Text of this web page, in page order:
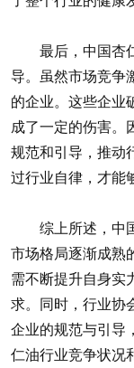
最后，中国杏仁
导。虽然市场竞争
的企业。这些企业
成了一定的伤害。
规范和引导，推动
过行业自律，才能
综上所述，中国
市场格局逐渐成熟
需不断提升自身实
求。同时，行业协
企业的规范与引导
仁油行业竞争状况